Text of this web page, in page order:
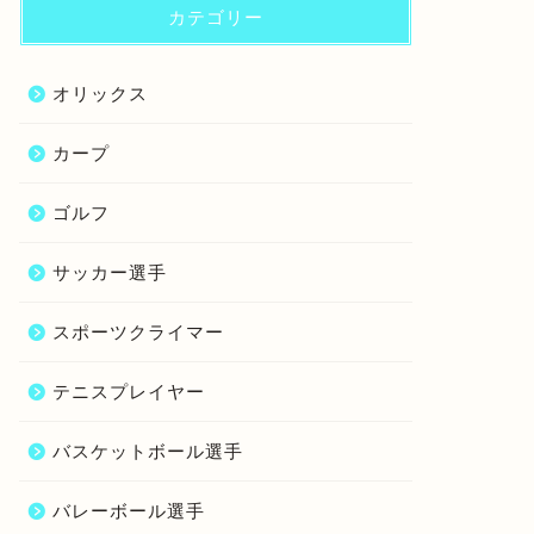
カテゴリー
オリックス
カープ
ゴルフ
サッカー選手
スポーツクライマー
テニスプレイヤー
バスケットボール選手
バレーボール選手